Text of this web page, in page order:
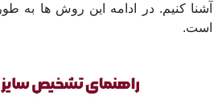
آشنا کنیم. در ادامه این روش ها به
است.